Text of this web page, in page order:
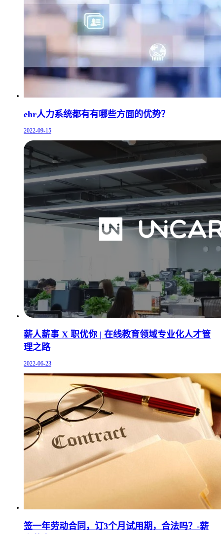
ehr人力系统都有有哪些方面的优势？
2022-09-15
薪人薪事 X 职优你 | 在线教育领域专业化人才管
理之路
2022-06-23
签一年劳动合同，订3个月试用期，合法吗？-薪